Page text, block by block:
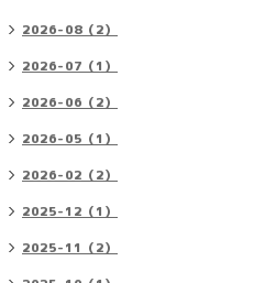
2026-08（2）
2026-07（1）
2026-06（2）
2026-05（1）
2026-02（2）
2025-12（1）
2025-11（2）